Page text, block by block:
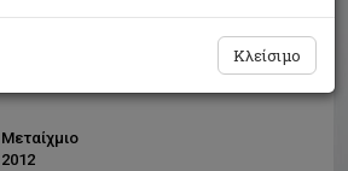
Μεταίχμιο
2012
Κλείσιμο